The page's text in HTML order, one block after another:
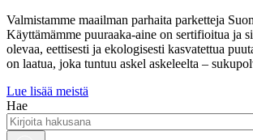
Valmistamme maailman parhaita parketteja
Käyttämämme puuraaka-aine on sertifioitua ja
olevaa, eettisesti ja ekologisesti kasvatettua
on laatua, joka tuntuu askel askeleelta –
Lue lisää meistä
Hae